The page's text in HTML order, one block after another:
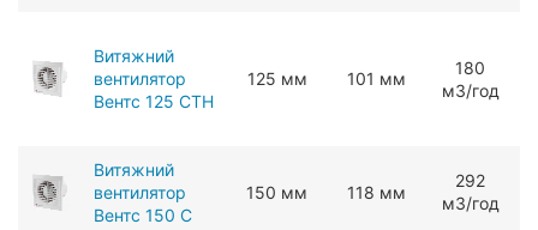
Витяжний
вентилятор
Вентс 125 СТН
125 мм 101 мм
180
мЗ/год
Витяжний
вентилятор
Вентс 150 С
150 мм 118 мм
292
мЗ/год